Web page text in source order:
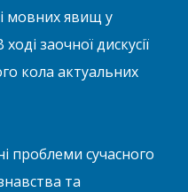
мовних явищ у
заочної дискусії
кола актуальних
проблеми сучасно­го
та